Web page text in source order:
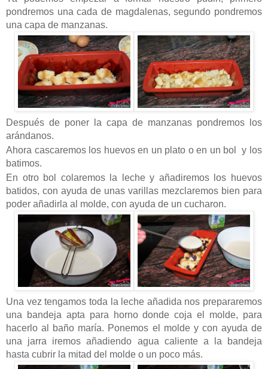
pondremos una cada de magdalenas, segundo pondremos
una capa de manzanas.
Después de poner la capa de manzanas pondremos los
arándanos.
Ahora cascaremos los huevos en un plato o en un bol y los
batimos.
En otro bol colaremos la leche y añadiremos los huevos
batidos, con ayuda de unas varillas mezclaremos bien para
poder añadirla al molde, con ayuda de un cucharon.
Una vez tengamos toda la leche añadida nos prepararemos
una bandeja apta para horno donde coja el molde, para
hacerlo al baño maría. Ponemos el molde y con ayuda de
una jarra iremos añadiendo agua caliente a la bandeja
hasta cubrir la mitad del molde o un poco más.